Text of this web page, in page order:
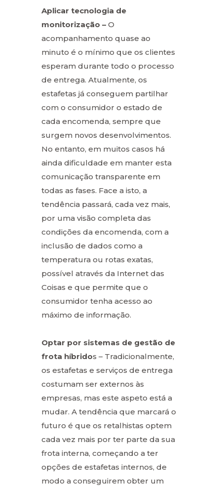
Aplicar tecnologia de
monitorização – O
acompanhamento quase ao
minuto é o mínimo que os clientes
esperam durante todo o processo
de entrega. Atualmente, os
estafetas já conseguem partilhar
com o consumidor o estado de
cada encomenda, sempre que
surgem novos desenvolvimentos.
No entanto, em muitos casos há
ainda dificuldade em manter esta
comunicação transparente em
todas as fases. Face a isto, a
tendência passará, cada vez mais,
por uma visão completa das
condições da encomenda, com a
inclusão de dados como a
temperatura ou rotas exatas,
possível através da Internet das
Coisas e que permite que o
consumidor tenha acesso ao
máximo de informação.
Optar por sistemas de gestão de
frota híbridos – Tradicionalmente,
os estafetas e serviços de entrega
costumam ser externos às
empresas, mas este aspeto está a
mudar. A tendência que marcará o
futuro é que os retalhistas optem
cada vez mais por ter parte da sua
frota interna, começando a ter
opções de estafetas internos, de
modo a conseguirem obter um